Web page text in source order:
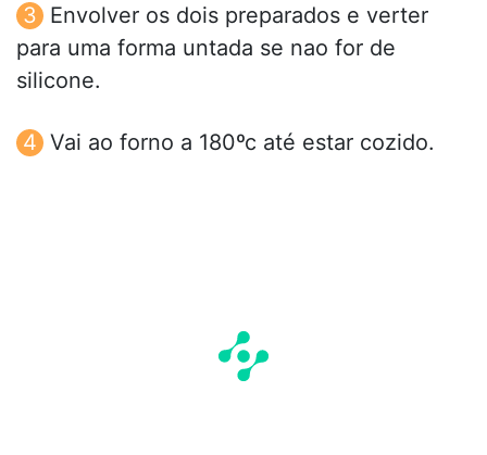
Envolver os dois preparados e verter
para uma forma untada se nao for de
silicone.
Vai ao forno a 180ºc até estar cozido.